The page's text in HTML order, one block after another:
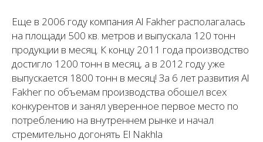
Еще в 2006 году компания Al Fakher располагалась
на площади 500 кв. метров и выпускала 120 тонн
продукции в месяц. К концу 2011 года производство
достигло 1200 тонн в месяц, а в 2012 году уже
выпускается 1800 тонн в месяц! За 6 лет развития Al
Fakher по объемам производства обошел всех
конкурентов и занял уверенное первое место по
потреблению на внутреннем рынке и начал
стремительно догонять El Nakhla